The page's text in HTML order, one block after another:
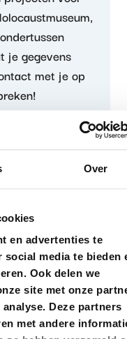
Over
en advertenties te
media te bieden
Ook delen we
site met onze
Deze partners
met andere
je gegevens
met je op